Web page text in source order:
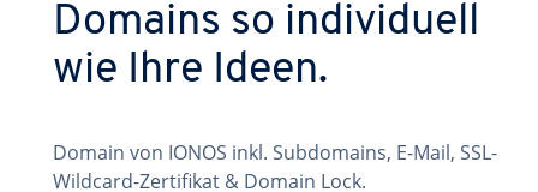
Domains so individuell
wie Ihre Ideen.
Domain von IONOS inkl. Subdomains, E-Mail, SSL-
Wildcard-Zertifikat & Domain Lock.